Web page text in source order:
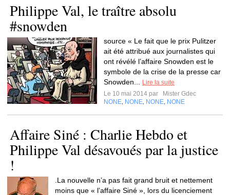
Philippe Val, le traître absolu
#snowden
source « Le fait que le prix Pulitzer
ait été attribué aux journalistes qui
ont révélé l’affaire Snowden est le
symbole de la crise de la presse car
Snowden...
Lire la suite
Le 10 mai 2014 par
Mister Gdec
NONE NONE NONE NONE
Affaire Siné : Charlie Hebdo et
Philippe Val désavoués par la justice
!
.La nouvelle n’a pas fait grand bruit et nettement
moins que « l’affaire Siné », lors du licenciement